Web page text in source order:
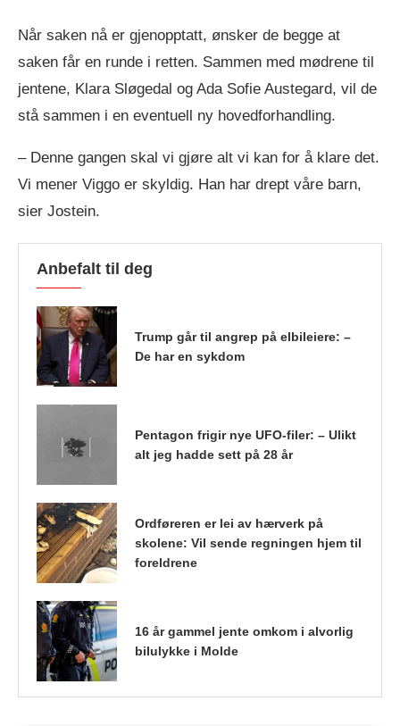
Når saken nå er gjenopptatt, ønsker de begge at
saken får en runde i retten. Sammen med mødrene til
jentene, Klara Sløgedal og Ada Sofie Austegard, vil de
stå sammen i en eventuell ny hovedforhandling.
– Denne gangen skal vi gjøre alt vi kan for å klare det.
Vi mener Viggo er skyldig. Han har drept våre barn,
sier Jostein.
Anbefalt til deg
Trump går til angrep på elbileiere: –
De har en sykdom
Pentagon frigir nye UFO-filer: – Ulikt
alt jeg hadde sett på 28 år
Ordføreren er lei av hærverk på
skolene: Vil sende regningen hjem til
foreldrene
16 år gammel jente omkom i alvorlig
bilulykke i Molde